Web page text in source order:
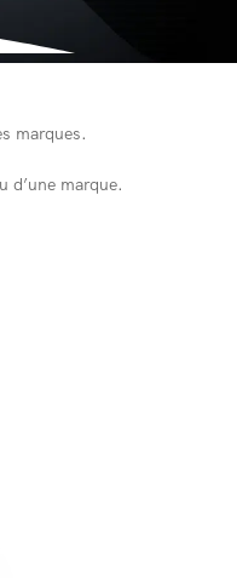
marques.
marque.